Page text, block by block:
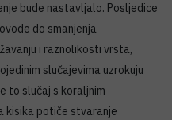
bude nastavljalo. Posljedice
do smanjenja
i raznolikosti vrsta,
slučajevima uzrokuju
to slučaj s koraljnim
kisika potiče stvaranje